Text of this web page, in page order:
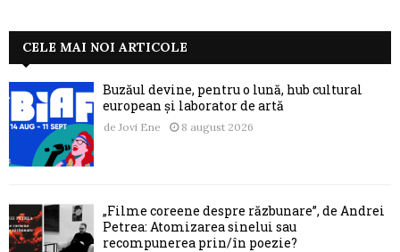
CELE MAI NOI ARTICOLE
Buzăul devine, pentru o lună, hub cultural
european și laborator de artă
de Jovi Ene 8 august 2026
„Filme coreene despre răzbunare”, de Andrei
Petrea: Atomizarea sinelui sau
recompunerea prin/în poezie?